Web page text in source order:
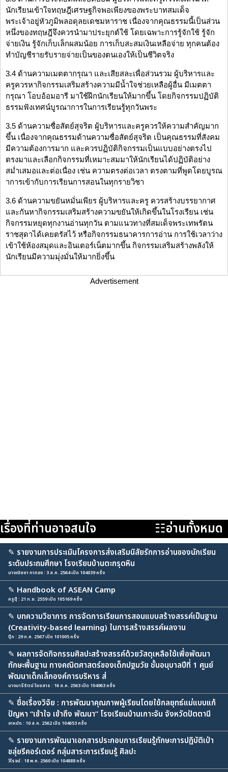
นักเรียนเข้าใจทฤษฎีเศรษฐกิจพอเพียงของพระบาทสมเด็จ
พระเจ้าอยู่หัวภูมิพลอดุลยเดชมหาราช เนื่องจากคุณธรรมนี้เป็นส่วน
หนึ่งของทฤษฎีจึงควรนำมาประยุกต์ใช้ โดยเฉพาะการรู้จักใช้ รู้จัก
จ่ายเงิน รู้จักเก็บเล็กผสมน้อย การเก็บสะสมเงินเหลือจ่าย ทุกคนต้อง
ทำบัญชีรายรับรายจ่ายเป็นของตนเองให้เป็นชีวิตจริง
3.4 ด้านความเมตตากรุณา และเสียสละเพื่อส่วนรวม ผู้บริหารและ
ครูควรหากิจกรรมเสริมสร้างความมีน้ำใจช่วยเหลือผู้อื่น มีเมตตา
กรุณา โอบอ้อมอารี มาใช้ฝึกนักเรียนให้มากขึ้น โดยกิจกรรมปฏิบัติ
ธรรมฟังเทศน์บูรณาการในการเรียนรู้ทุกวันพระ
3.5 ด้านความซื่อสัตย์สุจริต ผู้บริหารและครูควรให้ความสำคัญมาก
ขึ้น เนื่องจากคุณธรรมด้านความซื่อสัตย์สุจริต เป็นคุณธรรมที่สังคม
มีความต้องการมาก และควรปฏิบัติกิจกรรมเป็นแบบอย่างตรงไป
ตรงมาและเลือกกิจกรรมที่เหมาะสมมาให้นักเรียนได้ปฏิบัติอย่าง
สม่ำเสมอและต่อเนื่อง เช่น ความตรงต่อเวลา ตรงตามที่พูดโดยบูรณ
าการเข้ากับการเรียนการสอนในทุกรายวิชา
3.6 ด้านความขยันหมั่นเพียร ผู้บริหารและครู ควรสร้างบรรยากาศ
และกันหากิจกรรมเสริมสร้างความขยันให้เกิดขึ้นในโรงเรียน เช่น
กิจกรรมหยุดทุกงานอ่านทุกวัน ตามแนวทางที่สมเด็จพระเทพรัตน
ราชสุดาได้เคยตรัสไว้ หรือกิจกรรมธนาคารการอ่าน การใช้เวลาว่าง
เข้าใช้ห้องสมุดและอินเตอร์เน็ตมากขึ้น กิจกรรมเสริมสร้างพลังให้
นักเรียนมีความมุ่งมั่นให้มากยิ่งขึ้น
Advertisement
เรื่องที่ท่านอาจสนใจ ☷อ่านทั้งหมด
✎ รายงานการประเมินโครงการส่งเสริมนิสัยรักการอ่านของนักเรียน
ระดับประถมศึกษา โรงเรียนบ้านตะกรุดหิน
นางณัชชา ทาทอง : 3 ส.ค. 2564 เปิด 104039 ครั้ง
✎ Handbook of ASEAN Camp
ครูปุ๊ : 21 ก.ย. 2559 เปิด 105169 ครั้ง
✎ บทความวิชาการ การจัดการเรียนการสอนแบบสร้างสรรค์เป็นฐาน
(Creativity-based learning) ในการสร้างสรรค์ผลงาน
ปุ๊ก : 29 ก.ค. 2567 เปิด 101005 ครั้ง
✎ ผลการจัดกิจกรรมศิลปะสร้างสรรค์ด้วยวัสดุเหลือใช้เพื่อพัฒนา
ทักษะพื้นฐาน ทางคณิตศาสตร์ของเด็กปฐมวัย ชั้นอนุบาลปีที่ 1 ศูนย์
พัฒนาเด็กเล็กองค์การบริหาร ส่
นางนารีรัตน์ ไชยสาร : 16 ส.ค. 2563 เปิด 104963 ครั้ง
✎ ชื่อเรื่องวิจัย : การพัฒนาคุณภาพผู้เรียนโดยใช้กลยุทธ์แม่แบบแก้
ปัญหา “เข้าใจ เข้าถึง พัฒนา” โรงเรียนบ้านเกาะจัน จังหวัดปัตตานี
อาหมัด : 10 ส.ค. 2562 เปิด 104653 ครั้ง
✎ รายงานการพัฒนาเอกสารประกอบการเรียนรู้ทักษะการปฏิบัติเป่า
ขลุ่ยรีคอร์เดอร์ กลุ่มสาระการเรียนรู้ ศิลปะ
วิโรจน์ : 18 พ.ค. 2560 เปิด 104888 ครั้ง